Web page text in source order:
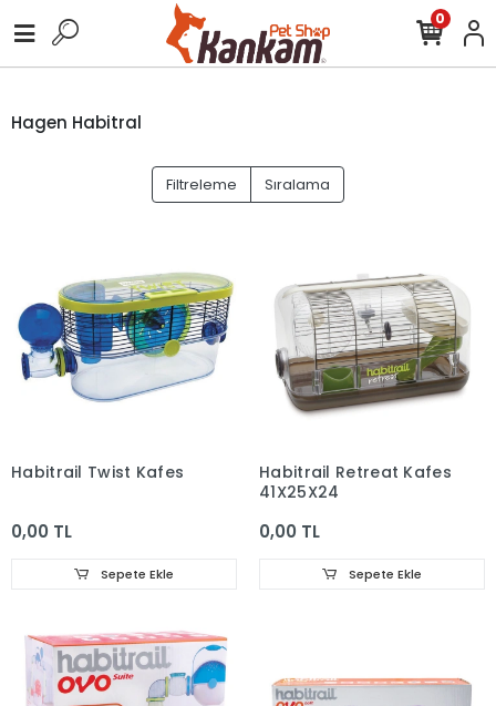
0
Hagen Habitral
Filtreleme Sıralama
Habitrail Twist Kafes
0,00 TL
Sepete Ekle
Habitrail Retreat Kafes
41X25X24
0,00 TL
Sepete Ekle